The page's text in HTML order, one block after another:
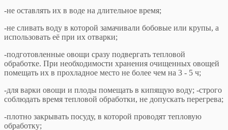
-не оставлять их в воде на длительное время;
-не сливать воду в которой замачивали бобовые или крупы, а
использовать её при их отварки;
-подготовленные овощи сразу подвергать тепловой
обработке. При необходимости хранения очищенных овощей
помещать их в прохладное место не более чем на 3 - 5 ч;
-для варки овощи и плоды помещать в кипящую воду; -строго
соблюдать время тепловой обработки, не допускать перегрева;
-плотно закрывать посуду, в которой проводят тепловую
обработку;